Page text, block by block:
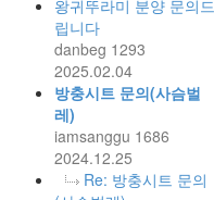
왕귀뚜라미 분양 문의드
립니다
danbeg 1293
2025.02.04
방충시트 문의(사슴벌
레)
iamsanggu 1686
2024.12.25
Re: 방충시트 문의